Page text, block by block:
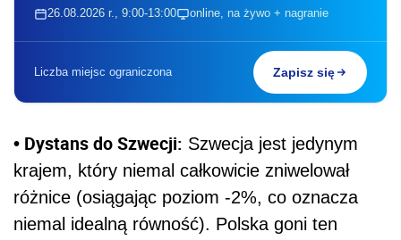
26.08.2026 r., 9:00-13:00 online, na żywo + nagranie
Liczba miejsc ograniczona Zapisz się
• Dystans do Szwecji: Szwecja jest jedynym
krajem, który niemal całkowicie zniwelował
różnice (osiągając poziom -2%, co oznacza
niemal idealną równość). Polska goni ten